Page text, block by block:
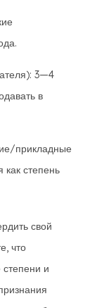
3—4
в
прикладные
как степень
свой
что
и